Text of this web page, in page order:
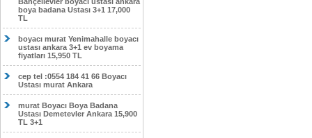
boya badana Ustası 3+1 17,000
TL
boyacı murat Yenimahalle boyacı
ustası ankara 3+1 ev boyama
fiyatları 15,950 TL
cep tel :0554 184 41 66 Boyacı
Ustası murat Ankara
murat Boyacı Boya Badana
Ustası Demetevler Ankara 15,900
TL 3+1